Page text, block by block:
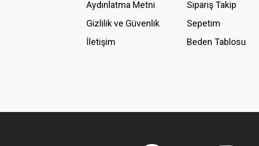
Aydınlatma Metni
Gizlilik ve Güvenlik
İletişim
Sipariş Takip
Sepetim
Beden Tablosu